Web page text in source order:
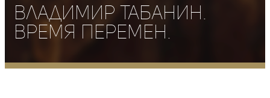
Владимир Табанин.
Время перемен.